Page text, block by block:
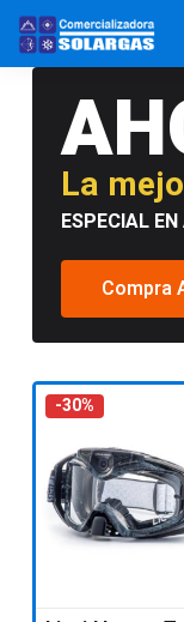
La
ESPECIAL
Compra
-30%